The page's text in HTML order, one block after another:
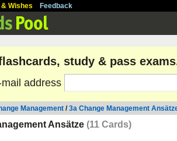
& Wishes Feedback
study & pass
address
Management /3a Change Management
Ansätze (11 Cards)